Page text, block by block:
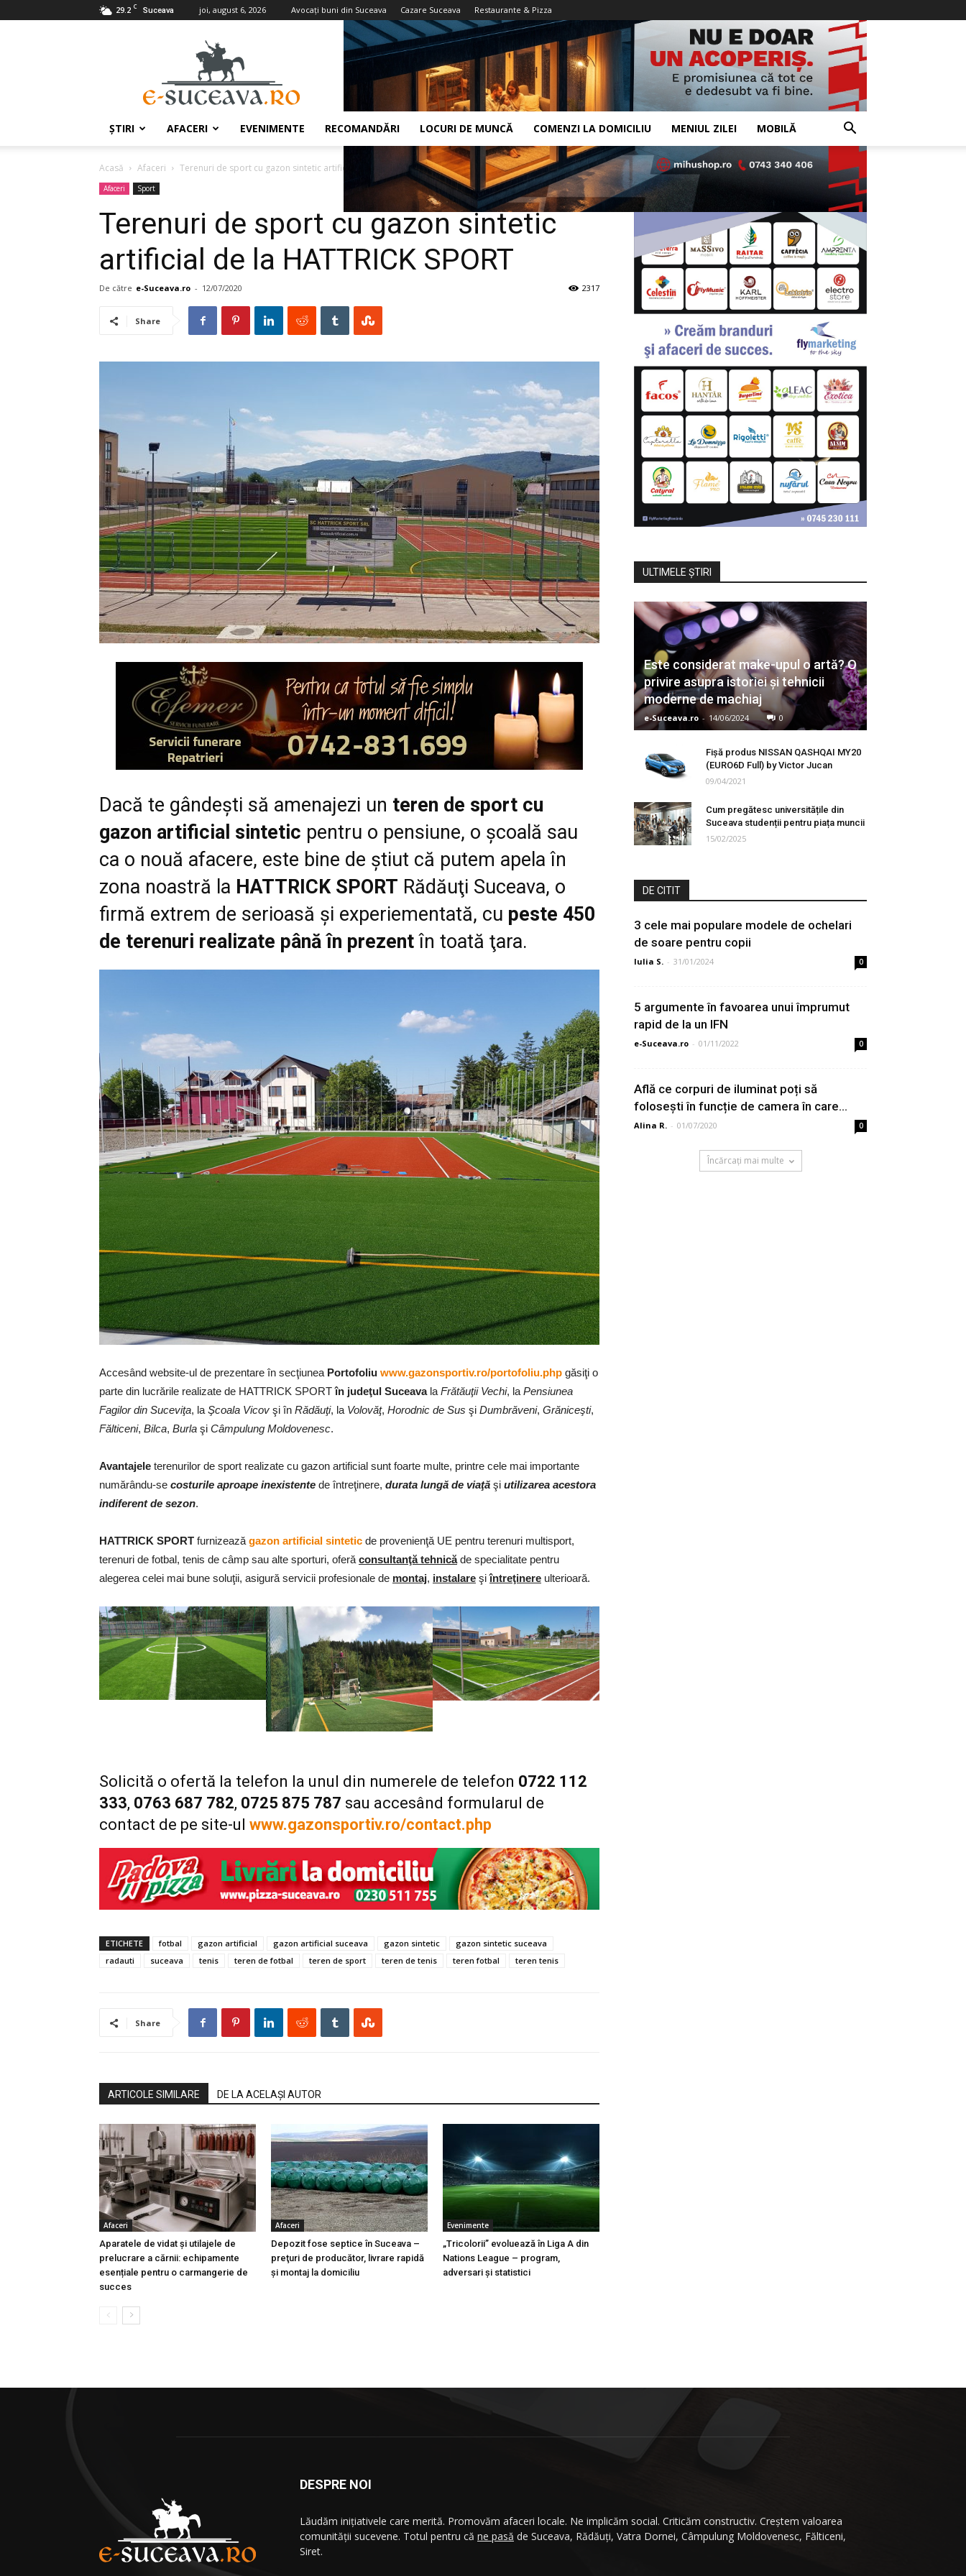
29.2 C Suceava joi, august 6, 2026 Avocaţi buni din Suceava Cazare Suceava Restaurante & Pizza
ŞTIRI AFACERI EVENIMENTE RECOMANDĂRI LOCURI DE MUNCĂ COMENZI LA DOMICILIU MENIUL ZILEI MOBILĂ
Acasă Afaceri Terenuri de sport cu gazon sintetic artificial de la HATTRICK SPORT
Afaceri Sport
Terenuri de sport cu gazon sintetic
artificial de la HATTRICK SPORT
De către e-Suceava.ro - 12/07/2020 2317
Share
Dacă te gândeşti să amenajezi un teren de sport cu
gazon artificial sintetic pentru o pensiune, o şcoală sau
ca o nouă afacere, este bine de ştiut că putem apela în
zona noastră la HATTRICK SPORT Rădăuţi Suceava, o
firmă extrem de serioasă şi experiementată, cu peste 450
de terenuri realizate până în prezentîn toată ţara.
Accesând website-ul de prezentare în secţiunea Portofoliu www.gazonsportiv.ro/portofoliu.php găsiţi o
parte din lucrările realizate de HATTRICK SPORTîn judeţul Suceavala Frătăuţii Vechi, la Pensiunea
Fagilor din Suceviţa, la Şcoala Vicov şi în Rădăuţi, la Volovăţ, Horodnic de Sus şi Dumbrăveni, Grăniceşti,
Fălticeni, Bilca, Burla şi Câmpulung Moldovenesc.
Avantajele terenurilor de sport realizate cu gazon artificial sunt foarte multe, printre cele mai importante
numărându-se costurile aproape inexistente de întreţinere, durata lungă de viaţă şi utilizarea acestora
indiferent de sezon.
HATTRICK SPORT furnizează gazon artificial sintetic de provenienţă UE pentru terenuri multisport,
terenuri de fotbal, tenis de câmp sau alte sporturi, oferă consultanţă tehnicăde specialitate pentru
alegerea celei mai bune soluţii, asigură servicii profesionale de montaj, instalare şiîntreţinere ulterioară.
Solicită o ofertă la telefon la unul din numerele de telefon 0722 112
333, 0763 687 782, 0725 875 787 sau accesând formularul de
contact de pe site-ul www.gazonsportiv.ro/contact.php
ETICHETE fotbal gazon artificial gazon artificial suceava gazon sintetic
gazon sintetic suceava
radauti
suceava tenis teren de fotbal teren de sport teren de tenis teren fotbal teren tenis
Share
ARTICOLE SIMILARE DE LA ACELAȘI AUTOR
Afaceri
Aparatele de vidat și utilajele de
prelucrare a cărnii: echipamente
esențiale pentru o carmangerie de
succes
Afaceri
Depozit fose septice în Suceava –
preţuri de producător, livrare rapidă
şi montaj la domiciliu
Evenimente
„Tricolorii” evoluează în Liga A din
Nations League – program,
adversari și statistici
ULTIMELE ŞTIRI
Este considerat make-upul o artă? O
privire asupra istoriei și tehnicii
moderne de machiaj
e-Suceava.ro - 14/06/2024 0
Fișă produs NISSAN QASHQAI MY20
(EURO6D Full) by Victor Jucan
09/04/2021
Cum pregătesc universitățile din
Suceava studenții pentru piața muncii
15/02/2025
DE CITIT
3 cele mai populare modele de ochelari
de soare pentru copii
Iulia S. - 31/01/2024 0
5 argumente în favoarea unui împrumut
rapid de la un IFN
e-Suceava.ro - 01/11/2022 0
Află ce corpuri de iluminat poți să
folosești în funcție de camera în care...
Alina R. - 01/07/2020 0
Încărcați mai multe
DESPRE NOI
Lăudăm iniţiativele care merită. Promovăm afaceri locale. Ne implicăm social. Criticăm constructiv. Creştem valoarea
comunităţii sucevene. Totul pentru că ne pasă de Suceava, Rădăuţi, Vatra Dornei, Câmpulung Moldovenesc, Fălticeni,
Siret.